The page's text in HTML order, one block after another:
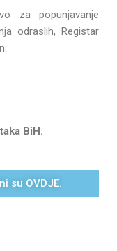
za popunjavanje
odraslih, Registar
BiH.
su OVDJE.